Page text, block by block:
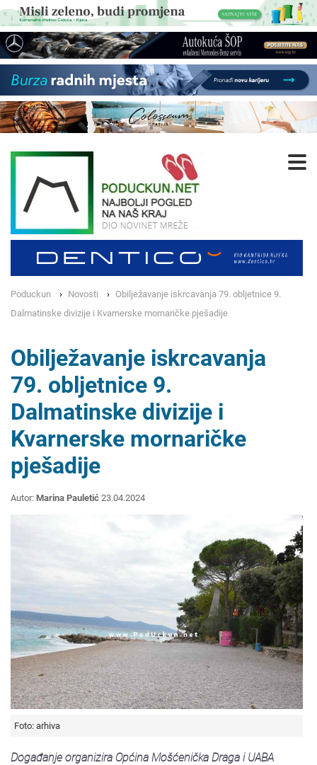
Poduckun Novosti
Obilježavanje iskrcavanja 79. obljetnice 9.
Dalmatinske divizije i Kvarnerske mornaričke pješadije
Obilježavanje iskrcavanja
79. obljetnice 9.
Dalmatinske divizije i
Kvarnerske mornaričke
pješadije
Autor: Marina Pauletić 23.04.2024
Foto: arhiva
Događanje organizira Općina Mošćenička Draga i UABA